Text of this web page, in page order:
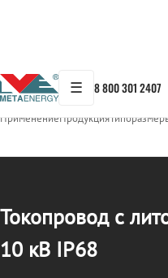
☰ 8 800 301 2407
← Продукция/ТОКОПРОВОД
ПрименениеПродукция
Токопровод с
10 кВ IP68